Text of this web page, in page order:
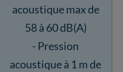
acoustique max de
58 à 60 dB(A)
- Pression
acoustique à 1 m de